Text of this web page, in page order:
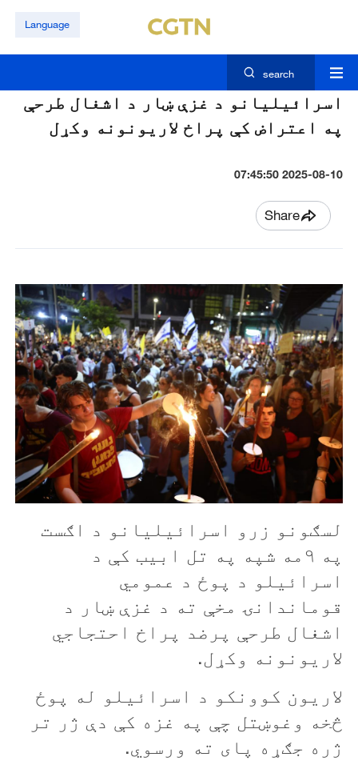
Language
search
اسرائیلیانو د غزې ښار د اشغال طرحې
په اعتراض کې پراخ لاریونونه وکړل
2025-08-10 07:45:50
Share
لسګونو زرو اسرائیلیانو د اګست
په ۹مه شپه په تل ابیب کې د
اسرائیلو د پوځ د عمومي
قوماندانۍ مخې ته د غزې ښار د
اشغال طرحې پرضد پراخ احتجاجي
لاریونونه وکړل.
لاریون کوونکو د اسرائیلو له پوځ
څخه وغوښتل چې په غزه کې دې ژر تر
ژره جګړه پای ته ورسوي.